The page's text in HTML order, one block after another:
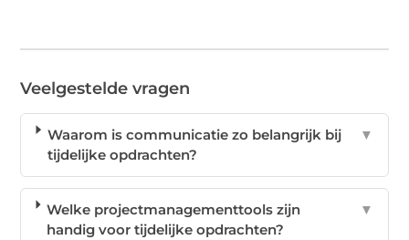
Veelgestelde vragen
Waarom is communicatie zo belangrijk bij
tijdelijke opdrachten?
▼
Welke projectmanagementtools zijn
handig voor tijdelijke opdrachten?
▼